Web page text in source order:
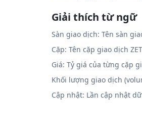
Giải thích từ ngữ
Sàn giao dịch: Tên sàn
Cặp: Tên cặp giao dịch
Giá: Tỷ giá của từng cặp
Khối lượng giao dịch
Cập nhật: Lần cập nhật